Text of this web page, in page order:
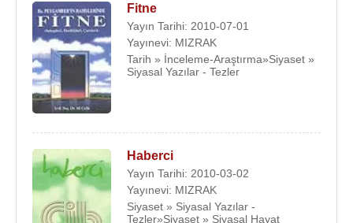
Fitne
Yayın Tarihi: 2010-07-01
Yayınevi: MIZRAK
Tarih » İnceleme-Araştırma»Siyaset »
Siyasal Yazılar - Tezler
Haberci
Yayın Tarihi: 2010-03-02
Yayınevi: MIZRAK
Siyaset » Siyasal Yazılar -
Tezler»Siyaset » Siyasal Hayat